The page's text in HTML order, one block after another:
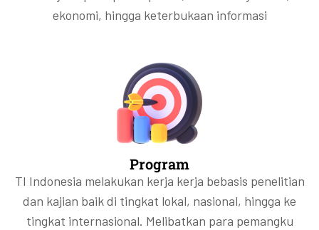
ekonomi, hingga keterbukaan informasi
Program
TI Indonesia melakukan kerja kerja bebasis penelitian
dan kajian baik di tingkat lokal, nasional, hingga ke
tingkat internasional. Melibatkan para pemangku